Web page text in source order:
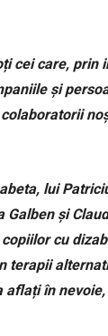
cei care, prin
și
lui
și
cu
terapii
în